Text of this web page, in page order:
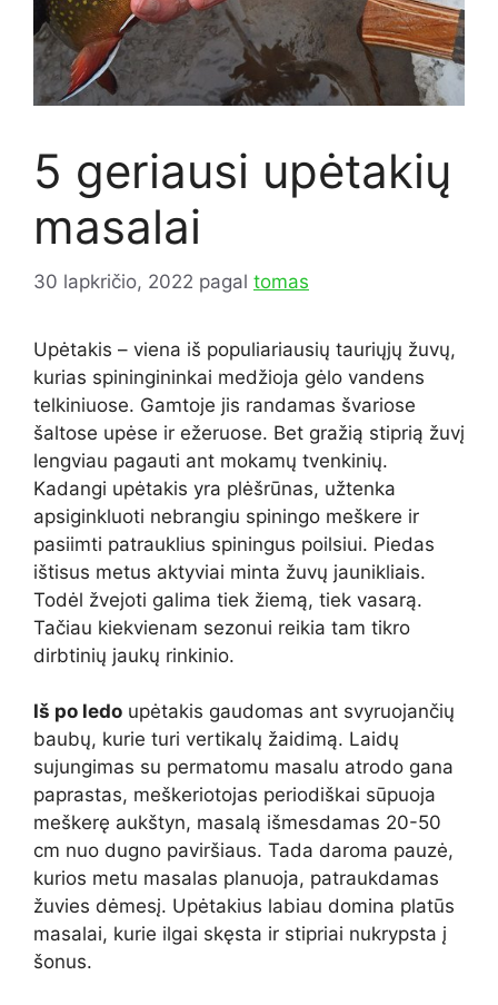
5 geriausi upėtakių
masalai
30 lapkričio, 2022 pagal tomas
Upėtakis – viena iš populiariausių tauriųjų žuvų,
kurias spiningininkai medžioja gėlo vandens
telkiniuose. Gamtoje jis randamas švariose
šaltose upėse ir ežeruose. Bet gražią stiprią žuvį
lengviau pagauti ant mokamų tvenkinių.
Kadangi upėtakis yra plėšrūnas, užtenka
apsiginkluoti nebrangiu spiningo meškere ir
pasiimti patrauklius spiningus poilsiui. Piedas
ištisus metus aktyviai minta žuvų jaunikliais.
Todėl žvejoti galima tiek žiemą, tiek vasarą.
Tačiau kiekvienam sezonui reikia tam tikro
dirbtinių jaukų rinkinio.
Iš po ledo upėtakis gaudomas ant svyruojančių
baubų, kurie turi vertikalų žaidimą. Laidų
sujungimas su permatomu masalu atrodo gana
paprastas, meškeriotojas periodiškai sūpuoja
meškerę aukštyn, masalą išmesdamas 20-50
cm nuo dugno paviršiaus. Tada daroma pauzė,
kurios metu masalas planuoja, patraukdamas
žuvies dėmesį. Upėtakius labiau domina platūs
masalai, kurie ilgai skęsta ir stipriai nukrypsta į
šonus.